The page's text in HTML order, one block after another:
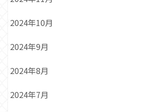
2024年10月
2024年9月
2024年8月
2024年7月